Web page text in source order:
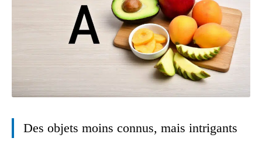
Des objets moins connus, mais intrigants